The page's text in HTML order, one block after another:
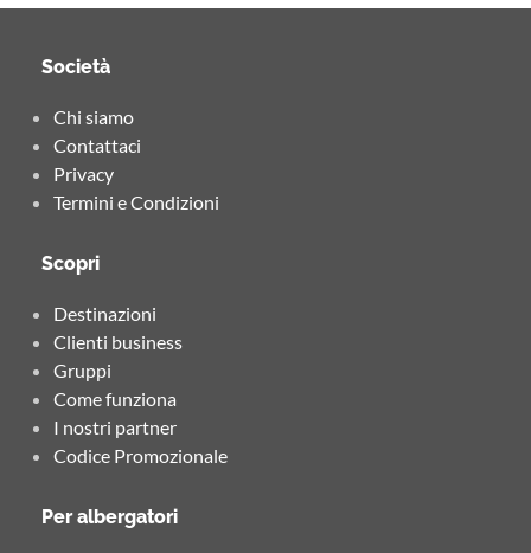
Società
Chi siamo
Contattaci
Privacy
Termini e Condizioni
Scopri
Destinazioni
Clienti business
Gruppi
Come funziona
I nostri partner
Codice Promozionale
Per albergatori